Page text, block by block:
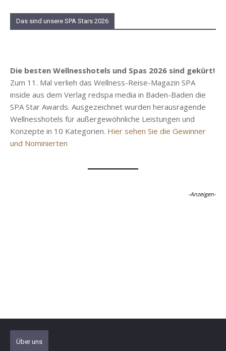
Das sind unsere SPA Stars 2026
Die besten Wellnesshotels und Spas 2026 sind gekürt!
Zum 11. Mal verlieh das Wellness-Reise-Magazin SPA
inside aus dem Verlag redspa media in Baden-Baden die
SPA Star Awards. Ausgezeichnet wurden herausragende
Wellnesshotels für außergewöhnliche Leistungen und
Konzepte in 10 Kategorien. Hier sehen Sie die Gewinner
und Nominierten
-Anzeigen-
Über uns